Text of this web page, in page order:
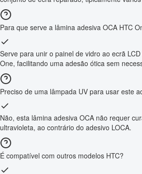
Para que serve a lâmina adesiva OCA HTC
Serve para unir o painel de vidro ao ecrã
One, facilitando uma adesão ótica sem
Preciso de uma lâmpada UV para usar este
Não, esta lâmina adesiva OCA não requer
ultravioleta, ao contrário do adesivo LOCA.
É compatível com outros modelos HTC?